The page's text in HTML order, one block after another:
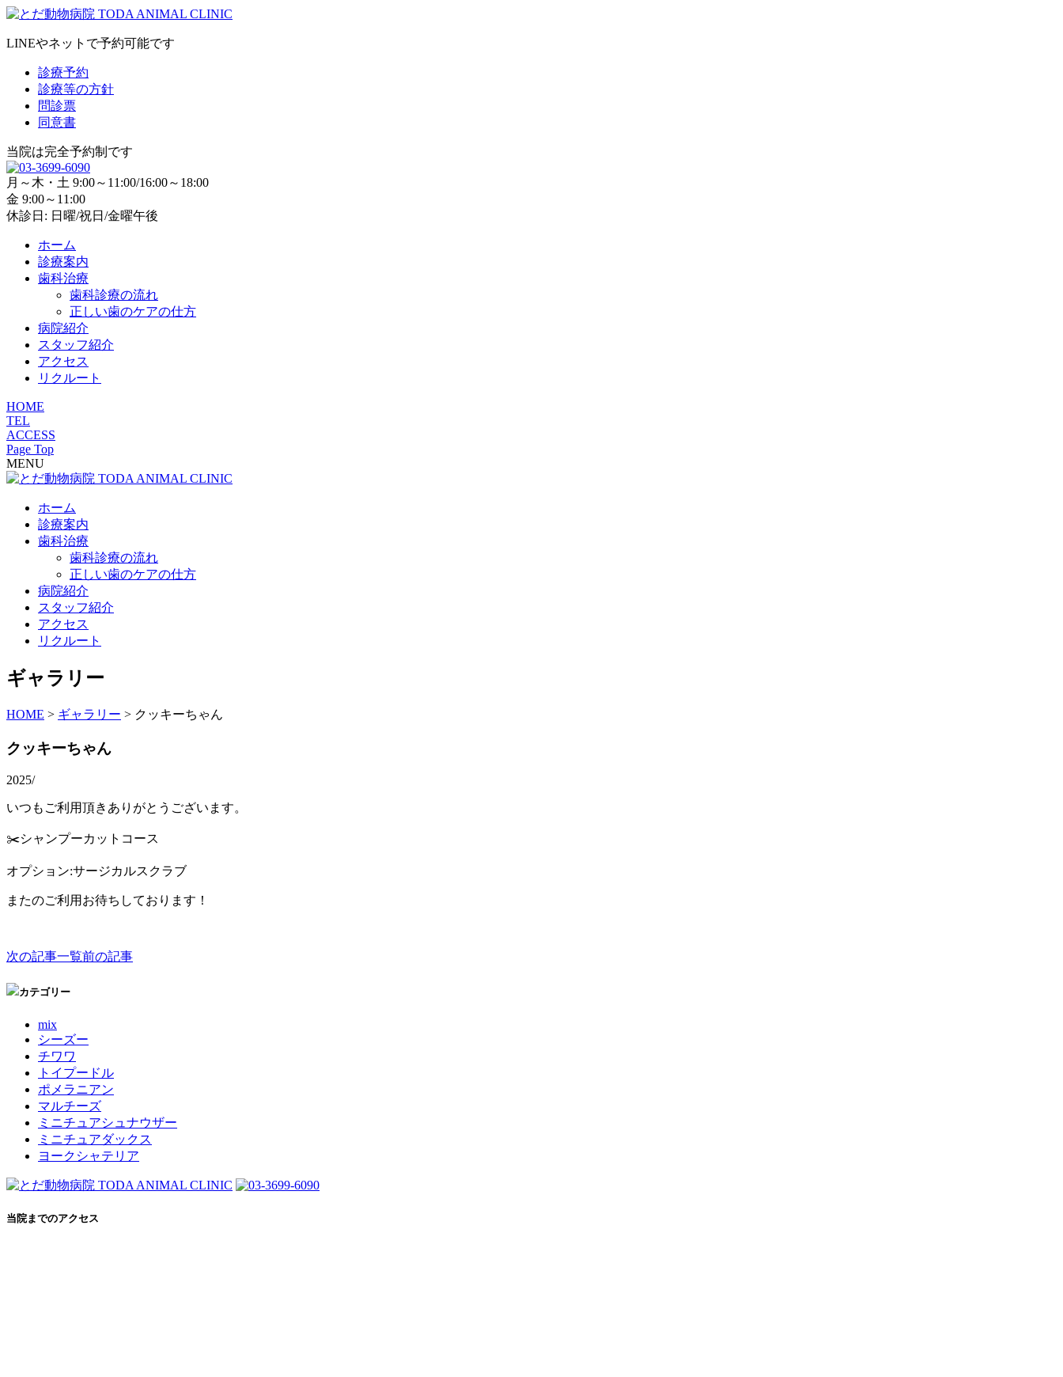
LINEやネットで予約可能です
診療予約
診療等の方針
問診票
同意書
当院は完全予約制です
月～木・土 9:00～11:00/16:00～18:00
金 9:00～11:00
休診日: 日曜/祝日/金曜午後
ホーム
診療案内
歯科治療
歯科診療の流れ
正しい歯のケアの仕方
病院紹介
スタッフ紹介
アクセス
リクルート
HOME
TEL
ACCESS
Page Top
MENU
ホーム
診療案内
歯科治療
歯科診療の流れ
正しい歯のケアの仕方
病院紹介
スタッフ紹介
アクセス
リクルート
ギャラリー
HOME > ギャラリー > クッキーちゃん
クッキーちゃん
2025/
いつもご利用頂きありがとうございます。
✂️シャンプーカットコース
オプション:サージカルスクラブ
またのご利用お待ちしております！
次の記事一覧前の記事
カテゴリー
mix
シーズー
チワワ
トイプードル
ポメラニアン
マルチーズ
ミニチュアシュナウザー
ミニチュアダックス
ヨークシャテリア
当院までのアクセス